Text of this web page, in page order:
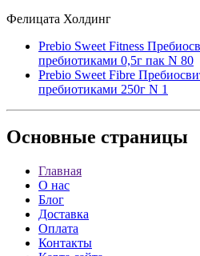
Фелицата Холдинг
Prebio Sweet Fitness
пребиотиками 0,5г пак N 80
Prebio Sweet Fibre
пребиотиками 250г N 1
Основные страницы
Главная
О нас
Блог
Доставка
Оплата
Контакты